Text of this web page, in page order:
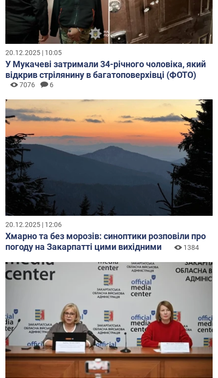
20.12.2025 | 10:05
У Мукачеві затримали 34-річного чоловіка, який
відкрив стрілянину в багатоповерхівці (ФОТО)
7076 6
20.12.2025 | 12:06
Хмарно та без морозів: синоптики розповіли про
погоду на Закарпатті цими вихідними
1384